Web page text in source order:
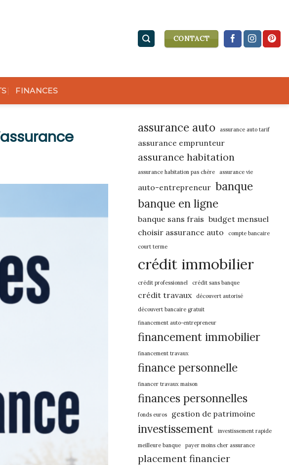
CONTACT
FINANCES
assurance auto assurance auto tarif
assurance emprunteur
assurance habitation
assurance habitation pas chère assurance vie
auto-entrepreneur banque
banque en ligne
banque sans frais budget mensuel
choisir assurance auto
compte bancaire
court terme
crédit immobilier
crédit professionnel crédit sans banque
crédit travaux
découvert autorisé
découvert bancaire gratuit
financement auto-entrepreneur
financement immobilier
financement travaux
finance personnelle
financer travaux maison
finances personnelles
fonds euros gestion de patrimoine
investissement investissement rapide
meilleure banque payer moins cher assurance
placement financier